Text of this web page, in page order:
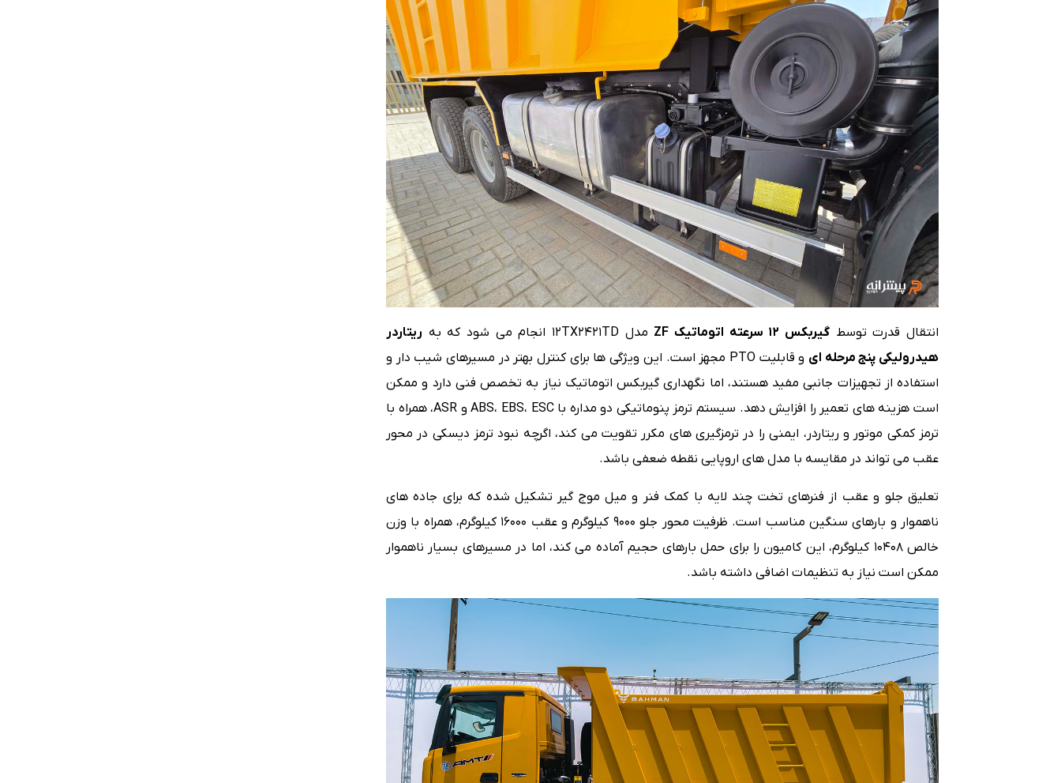
انتقال قدرت توسط گیربکس ۱۲ سرعته اتوماتیک ZF مدل ۱۲TX۲۴۲۱TD انجام می شود که به
ریتاردر
هیدرولیکی پنج مرحله ای
و قابلیت PTO مجهز است. این ویژگی ها برای کنترل بهتر در مسیرهای شیب دار و
استفاده از تجهیزات جانبی مفید هستند، اما نگهداری گیربکس اتوماتیک نیاز به تخصص فنی دارد و ممکن
است هزینه های تعمیر را افزایش دهد. سیستم ترمز پنوماتیکی دو مداره با ABS، EBS، ESC و ASR، همراه با
ترمز کمکی موتور و ریتاردر، ایمنی را در ترمزگیری های مکرر تقویت می کند، اگرچه نبود ترمز دیسکی در محور
عقب می تواند در مقایسه با مدل های اروپایی نقطه ضعفی باشد.
تعلیق جلو و عقب از فنرهای تخت چند لایه با کمک فنر و میل موج گیر تشکیل شده که برای جاده های
ناهموار و بارهای سنگین مناسب است. ظرفیت محور جلو ۹۰۰۰ کیلوگرم و عقب ۱۶۰۰۰ کیلوگرم، همراه با وزن
خالص ۱۰۴۰۸ کیلوگرم، این کامیون را برای حمل بارهای حجیم آماده می کند، اما در مسیرهای بسیار ناهموار
ممکن است نیاز به تنظیمات اضافی داشته باشد.